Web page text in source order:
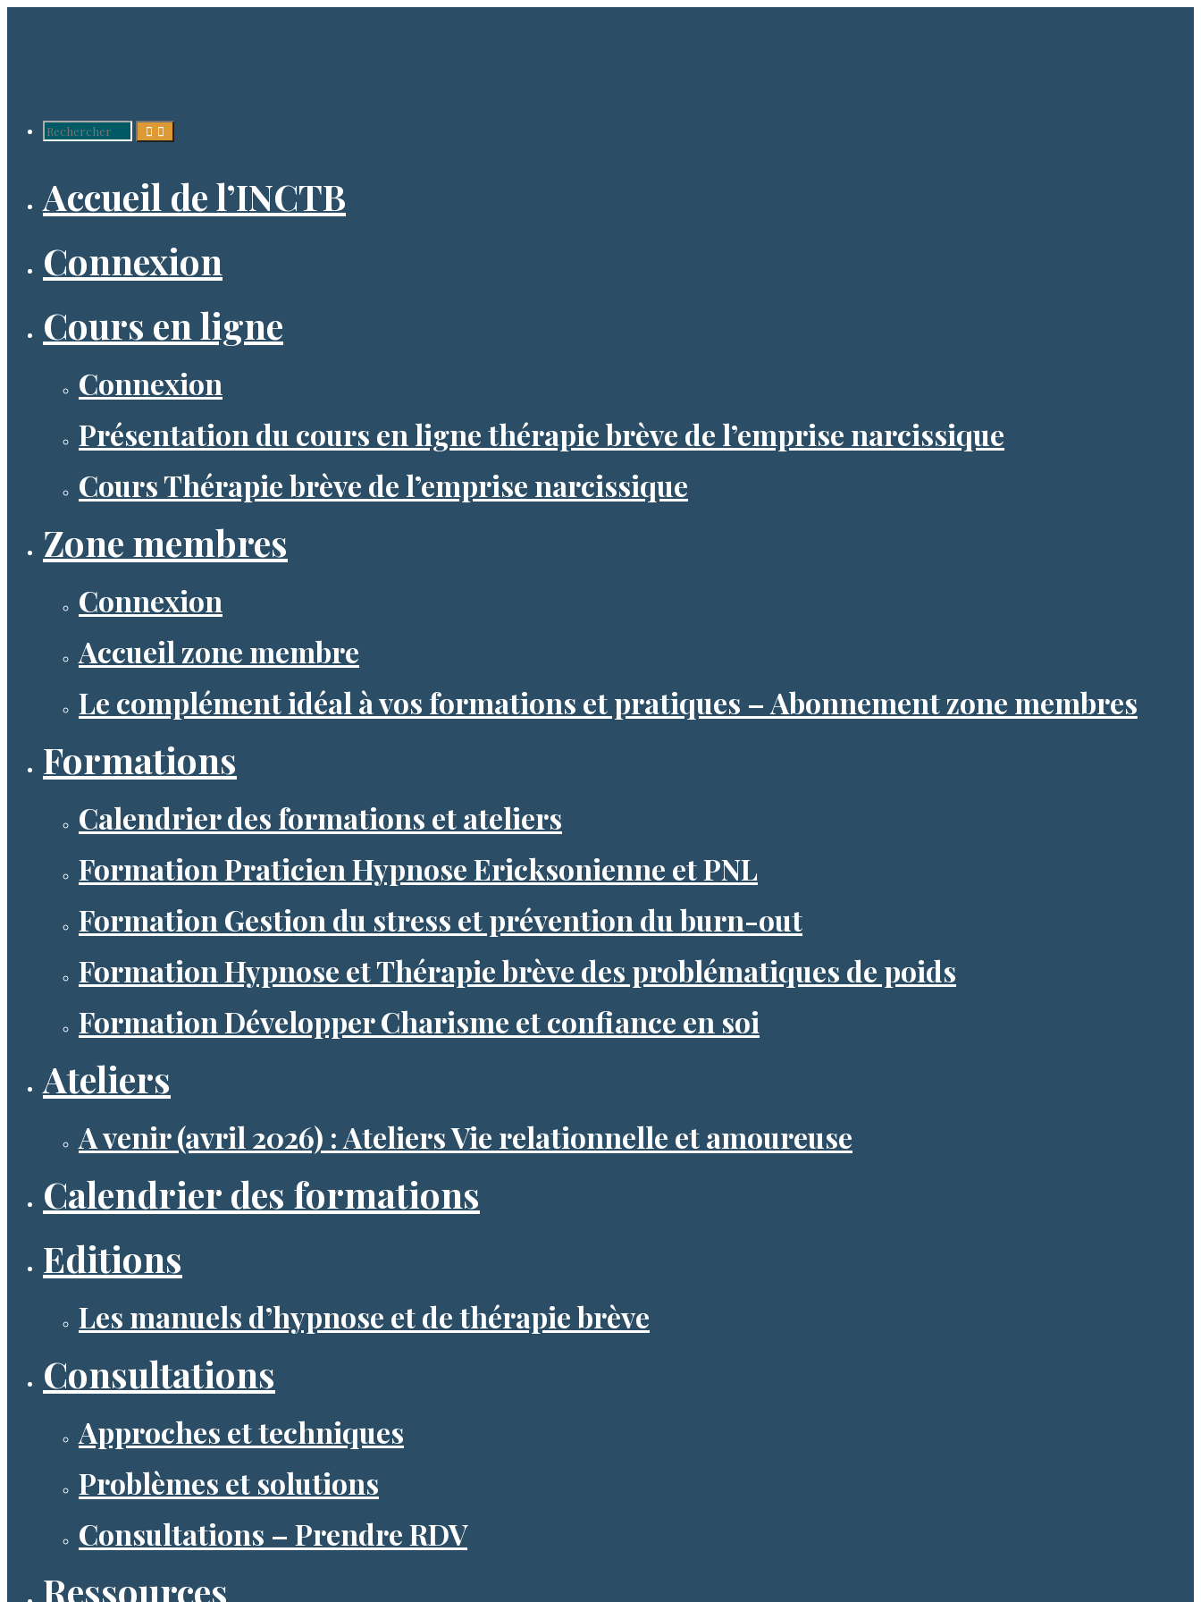
Recherche
pour :
Accueil de l’INCTB
Connexion
Cours en ligne
Connexion
Présentation du cours en ligne thérapie brève de l’emprise narcissique
Cours Thérapie brève de l’emprise narcissique
Zone membres
Connexion
Accueil zone membre
Le complément idéal à vos formations et pratiques – Abonnement zone membres
Formations
Calendrier des formations et ateliers
Formation Praticien Hypnose Ericksonienne et PNL
Formation Gestion du stress et prévention du burn-out
Formation Hypnose et Thérapie brève des problématiques de poids
Formation Développer Charisme et confiance en soi
Ateliers
A venir (avril 2026) : Ateliers Vie relationnelle et amoureuse
Calendrier des formations
Editions
Les manuels d’hypnose et de thérapie brève
Consultations
Approches et techniques
Problèmes et solutions
Consultations – Prendre RDV
Ressources